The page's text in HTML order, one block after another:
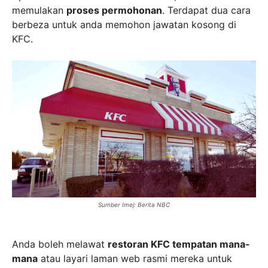
memulakan proses permohonan. Terdapat dua cara
berbeza untuk anda memohon jawatan kosong di
KFC.
Sumber Imej: Berita NBC
Anda boleh melawat restoran KFC tempatan mana-
mana atau layari laman web rasmi mereka untuk